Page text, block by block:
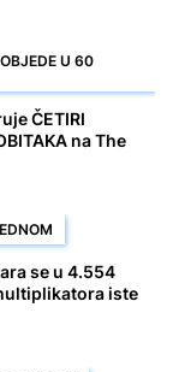
U 60
ČETIRI
na The
se u 4.554
iste